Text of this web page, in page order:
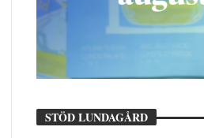
STÖD LUNDAGÅRD